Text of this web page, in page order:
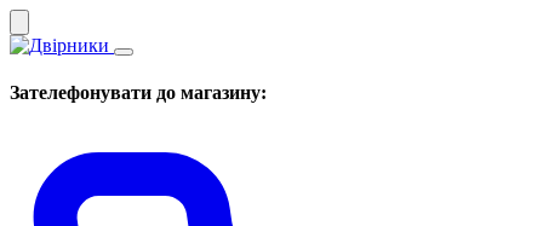
Зателефонувати до магазину: